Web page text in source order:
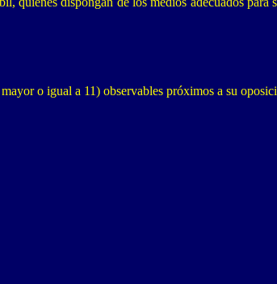
mayor o igual a 11) observables próximos a su